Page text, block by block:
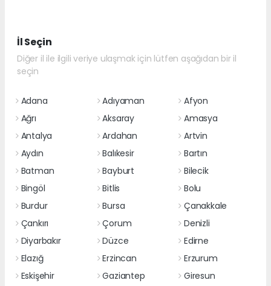
İl Seçin
Diğer il ile ilgili veriye ulaşmak için lütfen aşağıdan bir il
seçin
Adana Adıyaman
Afyon
Ağrı
Aksaray
Amasya
Antalya
Ardahan
Artvin
Aydın
Balıkesir
Bartın
Batman
Bayburt
Bilecik
Bingöl
Bitlis
Bolu
Burdur
Bursa
Çanakkale
Çankırı
Çorum
Denizli
Diyarbakır
Düzce
Edirne
Elazığ
Erzincan
Erzurum
Eskişehir
Gaziantep
Giresun